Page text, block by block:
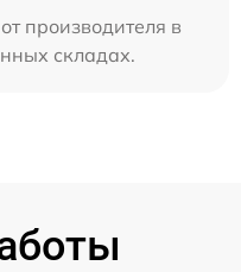
производителя в
складах.